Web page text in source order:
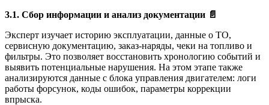
3.1. Сбор информации и анализ документации 📄
Эксперт изучает историю эксплуатации, данные о ТО,
сервисную документацию, заказ-наряды, чеки на топливо и
фильтры. Это позволяет восстановить хронологию событий и
выявить потенциальные нарушения. На этом этапе также
анализируются данные с блока управления двигателем: логи
работы форсунок, коды ошибок, параметры коррекции
впрыска.